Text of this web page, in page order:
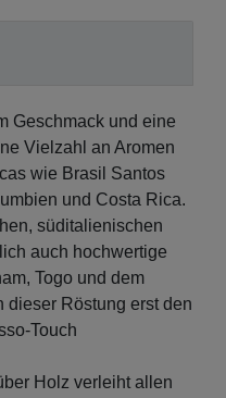
Geschmack und eine
Vielzahl an Aromen
wie Brasil Santos
und Costa Rica.
süditalienischen
auch hochwertige
Togo und dem
dieser Röstung erst den
Touch
Holz verleiht allen